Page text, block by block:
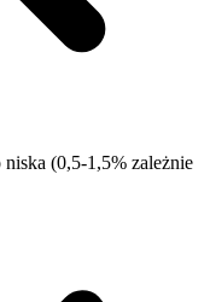
(0,5-1,5% zależnie